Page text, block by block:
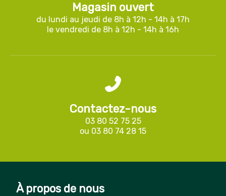
Magasin ouvert
du lundi au jeudi de 8h à 12h - 14h à 17h
le vendredi de 8h à 12h - 14h à 16h
Contactez-nous
03 80 52 75 25
ou 03 80 74 28 15
À propos de nous